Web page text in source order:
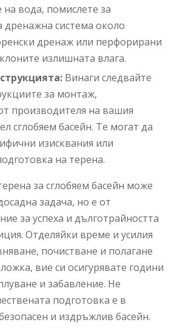
вода, помислете за
дренажна система около
дренаж или перфорирани
излишната влага.
Винаги следвайте
за монтаж,
производителя на вашия
сглобяем басейн. Те могат да
изисквания или
на терена.
за сглобяем басейн може
задача, но е от
за успеха и дълготрайността
Отделяйки време и усилия
почистване и полагане
вие си осигурявате години
и забавление. Не
подготовка е в
и издръжлив басейн.